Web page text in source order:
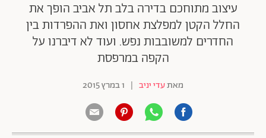
עיצוב מתוחכם בדירה בלב תל אביב הופך את
החלל הקטן למפלצת אחסון ואת ההפרדות בין
החדרים למשובבות נפש. ועוד לא דיברנו על
הקפה במרפסת
מאתעדי יניב | 1 במרץ 2015